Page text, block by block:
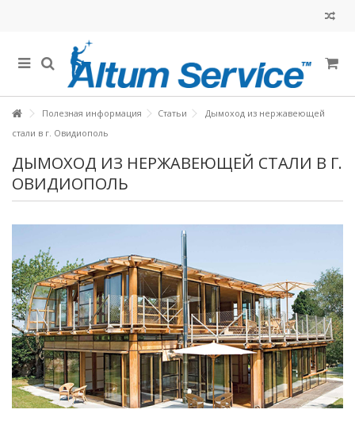
Полезная информация Статьи
Дымоход из нержавеющей
стали в г. Овидиополь
ДЫМОХОД ИЗ НЕРЖАВЕЮЩЕЙ СТАЛИ В Г.
ОВИДИОПОЛЬ